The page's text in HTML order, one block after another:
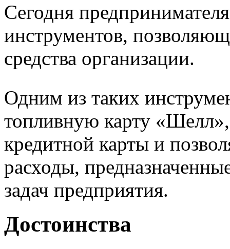
Сегодня
инструментов,
средства организации.
Одним из таких
топливную карту
кредитной карты и
расходы,
задач предприятия.
Достоинства